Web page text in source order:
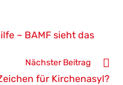
– BAMF sieht das
Nächster Beitrag
für Kirchenasyl?